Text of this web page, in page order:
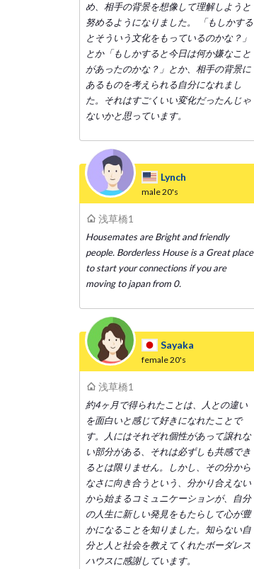
め、相手の背景を想像して理解しようと
努めるようになりました。 「もしかする
とそういう文化をもっているのかな？」
とか「もしかすると今日は何か嫌なこと
があったのかな？」とか、相手の背景に
あるものを考えられる自分になれまし
た。それはすごくいい変化だったんじゃ
ないかと思っています。
Lynch
male20's
浅草橋1
Housemates are Bright and friendly
people. Borderless House is a Great place
to start your connections if you are
moving to japan from 0.
Sayaka
female20's
浅草橋1
約4ヶ月で得られたことは、人との違い
を面白いと感じて好きになれたことで
す。人にはそれぞれ個性があって譲れな
い部分がある、それは必ずしも共感でき
るとは限りません。しかし、その分から
なさに向き合うという、分かり合えない
から始まるコミュニケーションが、自分
の人生に新しい発見をもたらして心が豊
かになることを知りました。知らない自
分と人と社会を教えてくれたボーダレス
ハウスに感謝しています。